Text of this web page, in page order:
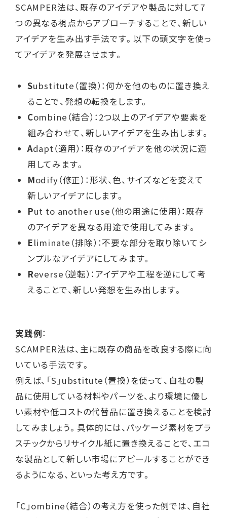
SCAMPER法は、既存のアイデアや製品に対して7
つの異なる視点からアプローチすることで、新しい
アイデアを生み出す手法です。以下の頭文字を使っ
てアイデアを発展させます。
Substitute（置換）：何かを他のものに置き換え
ることで、発想の転換をします。
Combine（結合）：2つ以上のアイデアや要素を
組み合わせて、新しいアイデアを生み出します。
Adapt（適用）：既存のアイデアを他の状況に適
用してみます。
Modify（修正）：形状、色、サイズなどを変えて
新しいアイデアにします。
Put to another use（他の用途に使用）：既存
のアイデアを異なる用途で使用してみます。
Eliminate（排除）：不要な部分を取り除いてシ
ンプルなアイデアにしてみます。
Reverse（逆転）：アイデアや工程を逆にして考
えることで、新しい発想を生み出します。
実践例：
SCAMPER法は、主に既存の商品を改良する際に向
いている手法です。
例えば、「S」ubstitute（置換）を使って、自社の製
品に使用している材料やパーツを、より環境に優し
い素材や低コストの代替品に置き換えることを検討
してみましょう。具体的には、パッケージ素材をプラ
スチックからリサイクル紙に置き換えることで、エコ
な製品として新しい市場にアピールすることができ
るようになる、といった考え方です。
「C」ombine（結合）の考え方を使った例では、自社